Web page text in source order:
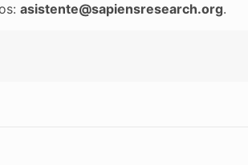
asistente@sapiensresearch.org.